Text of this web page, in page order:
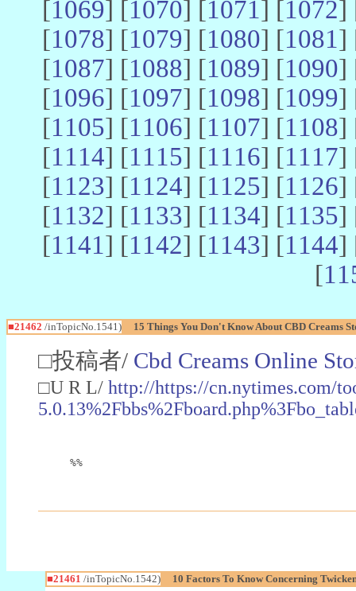
[1069] [1070] [1071] [1072]
[1078] [1079] [1080] [1081]
[1087] [1088] [1089] [1090]
[1096] [1097] [1098] [1099]
[1105] [1106] [1107] [1108]
[1114] [1115] [1116] [1117]
[1123] [1124] [1125] [1126]
[1132] [1133] [1134] [1135]
[1141] [1142] [1143] [1144]
[
■21462 /inTopicNo.1541) 15 Things You Don't Know About CBD Creams
□投稿者/ Cbd Creams Online
□U R L/ http://https://cn.nytimes.com/
%%
■21461 /inTopicNo.1542) 10 Factors To Know Concerning